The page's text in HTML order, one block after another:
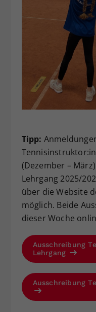
Tipp:
(Dezember –
Lehrgang 2025/
über die Website
möglich. Beide
dieser Woche
Ausschreibung
Lehrgang
Ausschreibung